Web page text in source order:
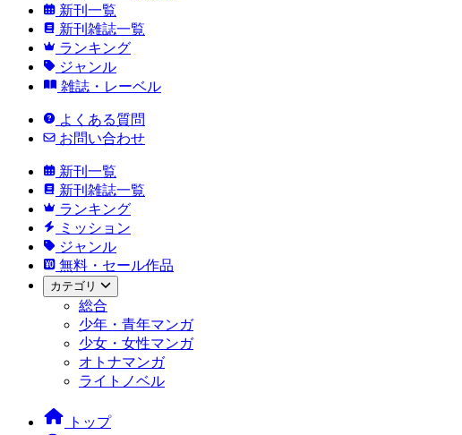
新刊一覧
新刊雑誌一覧
ランキング
ジャンル
雑誌・レーベル
よくある質問
お問い合わせ
新刊一覧
新刊雑誌一覧
ランキング
ミッション
ジャンル
無料・セール作品
カテゴリ
総合
少年・青年マンガ
少女・女性マンガ
オトナマンガ
ライトノベル
トップ